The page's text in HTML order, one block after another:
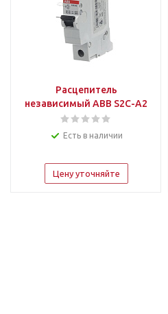
Расцепитель
независимый ABB S2C-A2
Есть в наличии
Цену уточняйте